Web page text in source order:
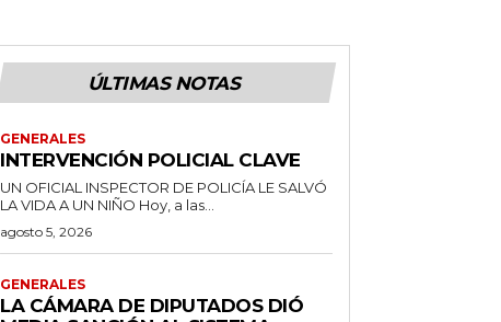
ÚLTIMAS NOTAS
GENERALES
INTERVENCIÓN POLICIAL CLAVE
UN OFICIAL INSPECTOR DE POLICÍA LE SALVÓ
LA VIDA A UN NIÑO Hoy, a las...
agosto 5, 2026
GENERALES
LA CÁMARA DE DIPUTADOS DIÓ